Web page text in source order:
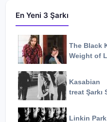
En Yeni 3 Şarkı
The Black
Weight of
Kasabian
treat Şarkı
Linkin Park